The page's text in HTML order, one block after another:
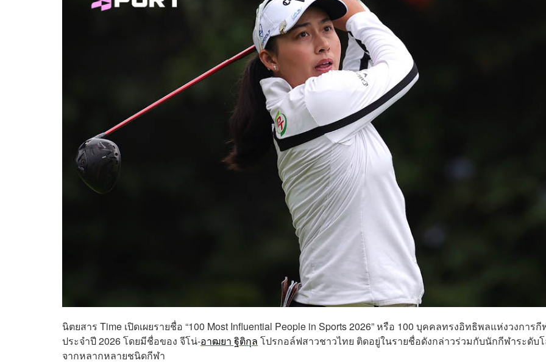
นิตยสาร Time เปิดเผยรายชื่อ “100 Most Influential People in Sports 2026” หรือ 100 บุคคลทรงอิทธิพลแห่งวงการกี
ประจำปี 2026 โดยมีชื่อของ จีโน่-อาฒยา ฐิติกุล โปรกอล์ฟสาวชาวไทย ติดอยู่ในรายชื่อดังกล่าวร่วมกับนักกีฬาระดับ
จากหลากหลายชนิดกีฬา